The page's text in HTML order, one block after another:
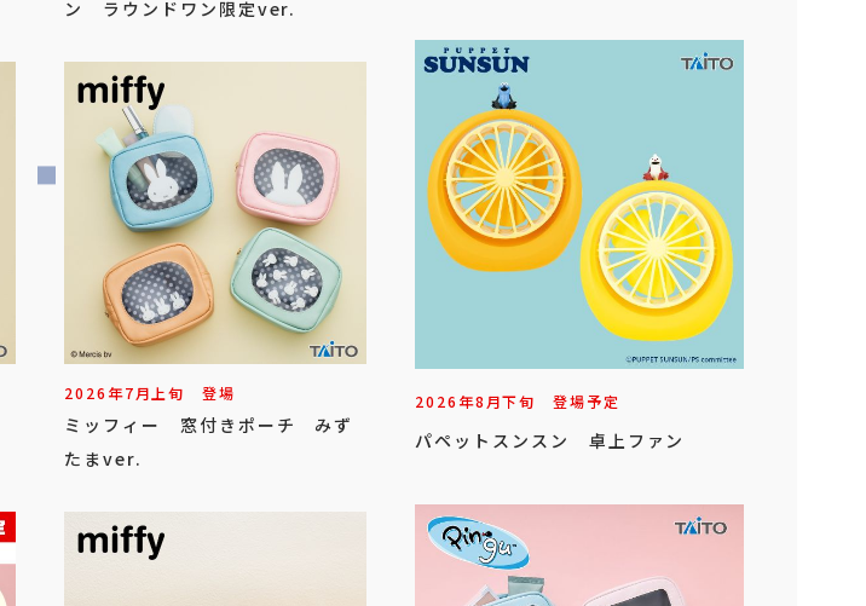
ン ラウンドワン限定ver.
2026年7月上旬 登場
ミッフィー 窓付きポーチ みず
たまver.
2026年8月下旬 登場予定
パペットスンスン 卓上ファン